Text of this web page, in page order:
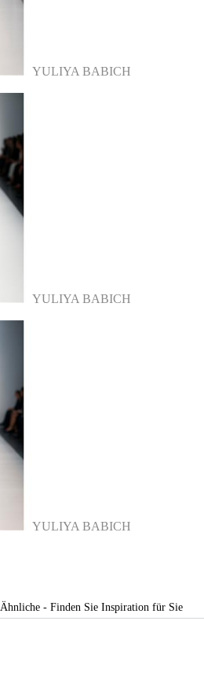
YULIYA BABICH
YULIYA BABICH
YULIYA BABICH
Ähnliche - Finden Sie Inspiration für Sie